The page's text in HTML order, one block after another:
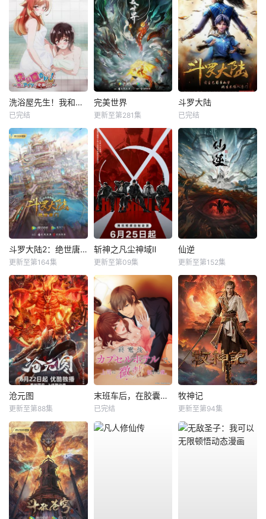
洗浴屋先生！我和那家伙在女浴池！？
已完结
完美世界
更新至第281集
斗罗大陆
已完结
斗罗大陆2：绝世唐门
更新至第164集
斩神之凡尘神域Ⅱ
更新至第09集
仙逆
更新至第152集
沧元图
更新至第88集
末班车后，在胶囊旅馆向上司传递微热的夜晚
已完结
牧神记
更新至第94集